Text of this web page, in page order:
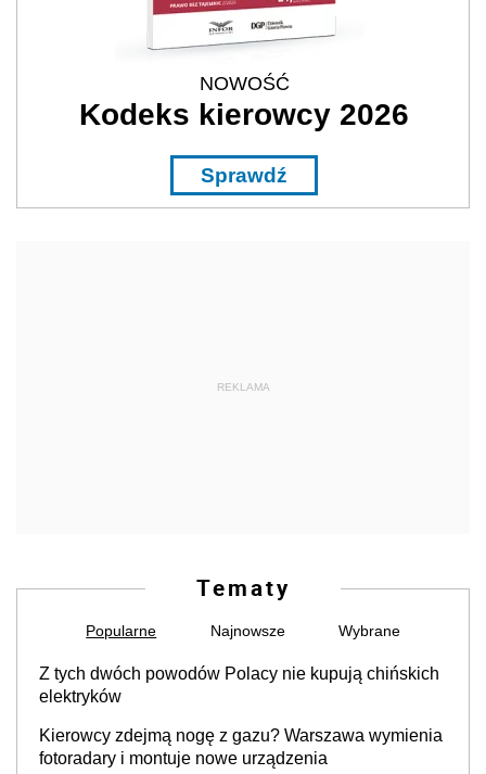
NOWOŚĆ
Kodeks kierowcy 2026
Sprawdź
REKLAMA
Tematy
Popularne Najnowsze Wybrane
Z tych dwóch powodów Polacy nie kupują chińskich
elektryków
Kierowcy zdejmą nogę z gazu? Warszawa wymienia
fotoradary i montuje nowe urządzenia